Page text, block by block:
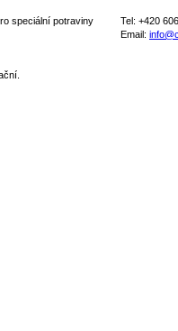
speciální potraviny
Tel: +420
Email: